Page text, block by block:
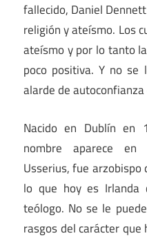
fallecido, Daniel
religión y ateísmo. Los
ateísmo y por lo tanto
poco positiva. Y no se
alarde de
Nacido en Dublín en
nombre aparece en
Usserius, fue arzobispo
lo que hoy es Irlanda
teólogo. No se le
rasgos del carácter que